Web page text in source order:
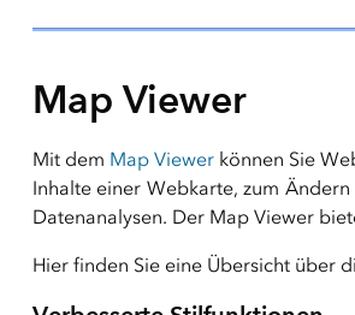
Map Viewer
Mit dem Map Viewer können Sie
Inhalte einer Webkarte, zum
Datenanalysen. Der Map Viewer
Hier finden Sie eine Übersicht über